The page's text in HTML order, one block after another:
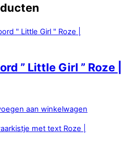
” Little Girl ” Roze |
aan winkelwagen